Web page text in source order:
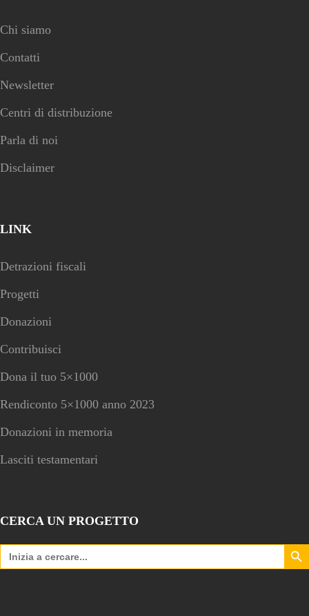
Chi siamo
Contatti
Newsletter
Centri di distribuzione
Parla di noi
Disclaimer
LINK
Detrazioni fiscali
Progetti
Donazioni
Contribuisci
Dona il tuo 5×1000
Rendiconto 5×1000 anno 2023
Donazioni in memoria
Lasciti testamentari
CERCA UN PROGETTO
Search
for:
Search